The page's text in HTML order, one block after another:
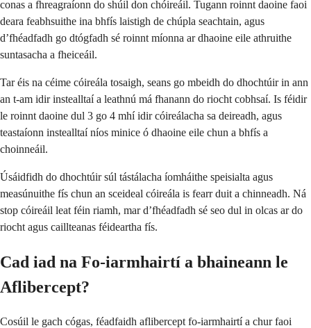
conas a fhreagraíonn do shúil don chóireáil. Tugann roinnt daoine faoi
deara feabhsuithe ina bhfís laistigh de chúpla seachtain, agus
d’fhéadfadh go dtógfadh sé roinnt míonna ar dhaoine eile athruithe
suntasacha a fheiceáil.
Tar éis na céime cóireála tosaigh, seans go mbeidh do dhochtúir in ann
an t-am idir instealltaí a leathnú má fhanann do riocht cobhsaí. Is féidir
le roinnt daoine dul 3 go 4 mhí idir cóireálacha sa deireadh, agus
teastaíonn instealltaí níos minice ó dhaoine eile chun a bhfís a
choinneáil.
Úsáidfidh do dhochtúir súl tástálacha íomháithe speisialta agus
measúnuithe fís chun an sceideal cóireála is fearr duit a chinneadh. Ná
stop cóireáil leat féin riamh, mar d’fhéadfadh sé seo dul in olcas ar do
riocht agus caillteanas féideartha fís.
Cad iad na Fo-iarmhairtí a bhaineann le
Aflibercept?
Cosúil le gach cógas, féadfaidh aflibercept fo-iarmhairtí a chur faoi